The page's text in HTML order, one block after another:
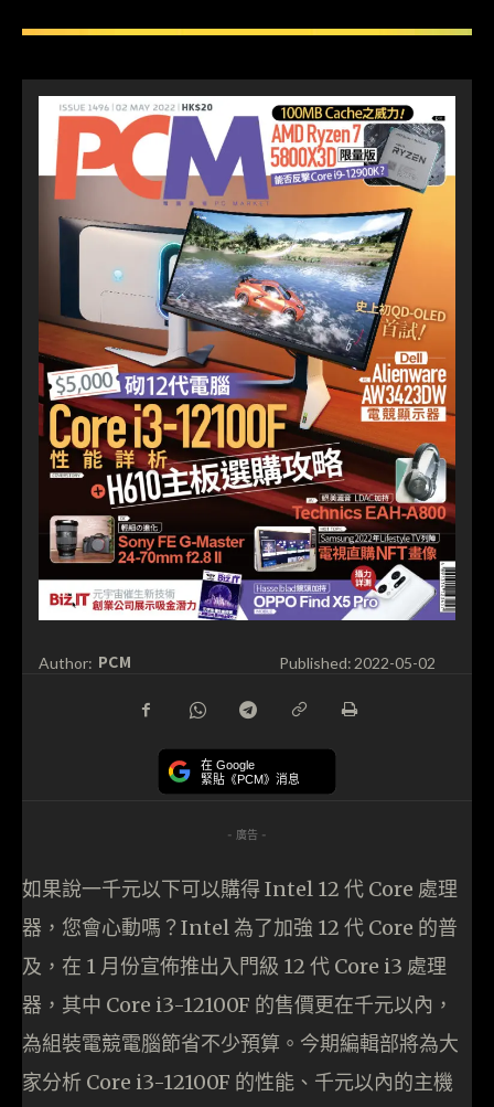
Author: PCM Published: 2022-05-02
在 Google
緊貼《PCM》消息
- 廣告 -
如果說一千元以下可以購得 Intel 12 代 Core 處理
器，您會心動嗎？Intel 為了加強 12 代 Core 的普
及，在 1 月份宣佈推出入門級 12 代 Core i3 處理
器，其中 Core i3-12100F 的售價更在千元以內，
為組裝電競電腦節省不少預算。今期編輯部將為大
家分析 Core i3-12100F 的性能、千元以內的主機